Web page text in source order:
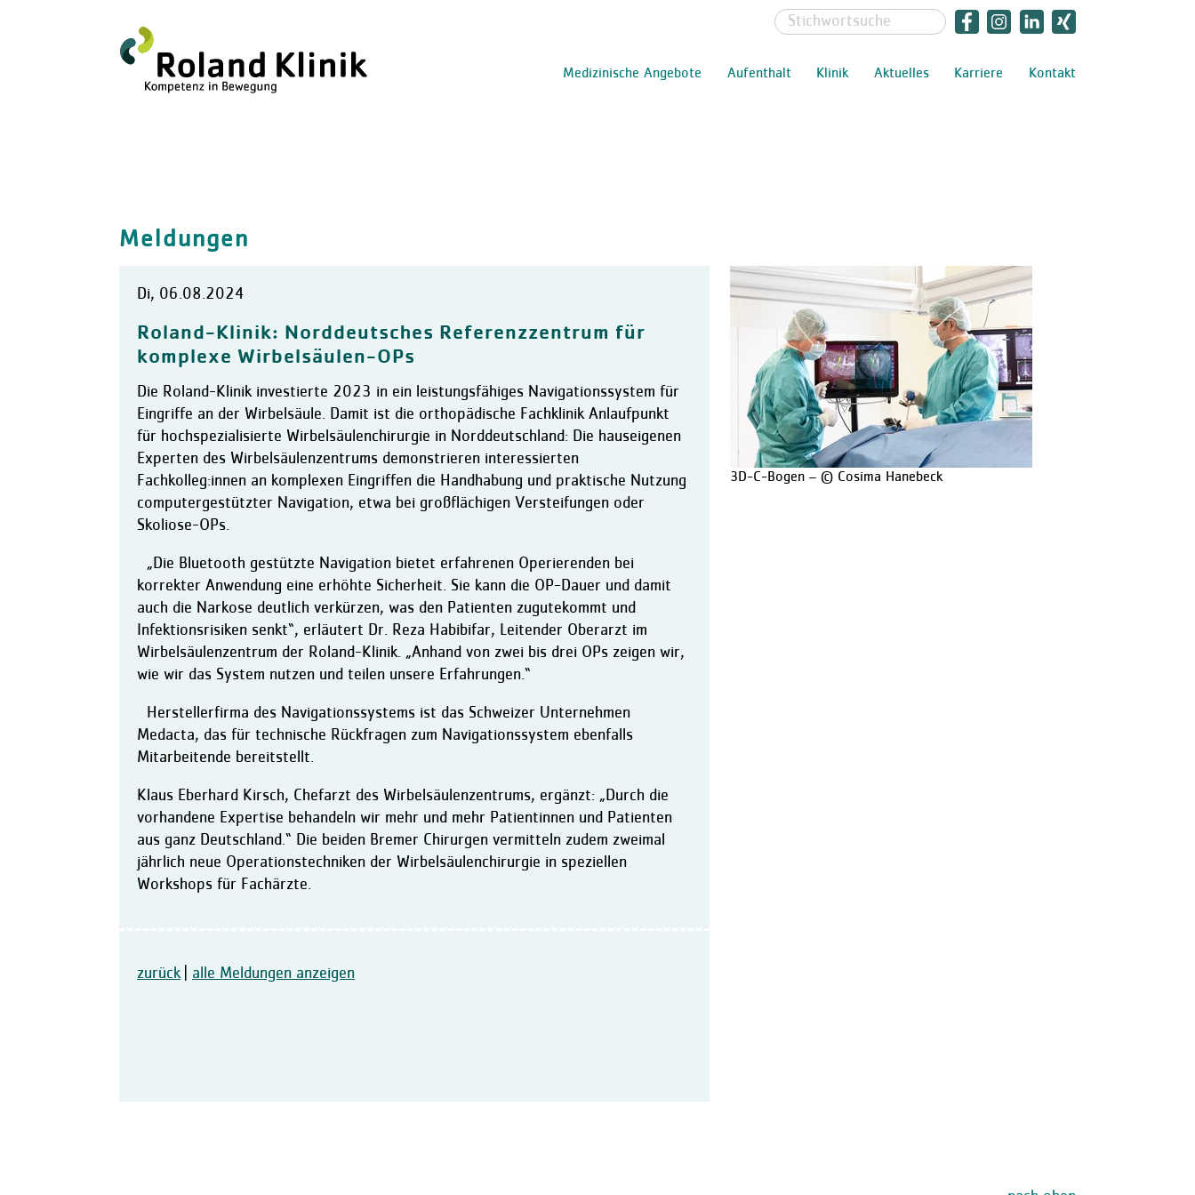
Meldungen
Di, 06.08.2024
Roland-Klinik: Norddeutsches Referenzzentrum für
komplexe Wirbelsäulen-OPs
Die Roland-Klinik investierte 2023 in ein leistungsfähiges Navigationssystem für
Eingriffe an der Wirbelsäule. Damit ist die orthopädische Fachklinik Anlaufpunkt
für hochspezialisierte Wirbelsäulenchirurgie in Norddeutschland: Die hauseigenen
Experten des Wirbelsäulenzentrums demonstrieren interessierten
Fachkolleg:innen an komplexen Eingriffen die Handhabung und praktische Nutzung
computergestützter Navigation, etwa bei großflächigen Versteifungen oder
Skoliose-OPs.
„Die Bluetooth gestützte Navigation bietet erfahrenen Operierenden bei
korrekter Anwendung eine erhöhte Sicherheit. Sie kann die OP-Dauer und damit
auch die Narkose deutlich verkürzen, was den Patienten zugutekommt und
Infektionsrisiken senkt“, erläutert Dr. Reza Habibifar, Leitender Oberarzt im
Wirbelsäulenzentrum der Roland-Klinik. „Anhand von zwei bis drei OPs zeigen wir,
wie wir das System nutzen und teilen unsere Erfahrungen.“
Herstellerfirma des Navigationssystems ist das Schweizer Unternehmen
Medacta, das für technische Rückfragen zum Navigationssystem ebenfalls
Mitarbeitende bereitstellt.
Klaus Eberhard Kirsch, Chefarzt des Wirbelsäulenzentrums, ergänzt: „Durch die
vorhandene Expertise behandeln wir mehr und mehr Patientinnen und Patienten
aus ganz Deutschland.“ Die beiden Bremer Chirurgen vermitteln zudem zweimal
jährlich neue Operationstechniken der Wirbelsäulenchirurgie in speziellen
Workshops für Fachärzte.
zurück| alle Meldungen anzeigen
3D-C-Bogen – © Cosima Hanebeck
Medizinische Angebote Aufenthalt Klinik Aktuelles Karriere Kontakt